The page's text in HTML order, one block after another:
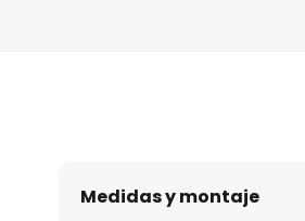
Medidas y montaje